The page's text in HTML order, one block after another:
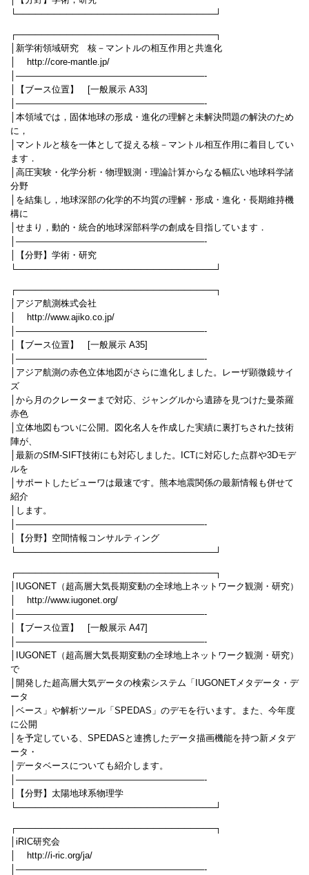
└────────────────────────────────┘
┌────────────────────────────────┐
│新学術領域研究 核－マントルの相互作用と共進化
│ http://core-mantle.jp/
│—————————————————————-
│【ブース位置】 [一般展示 A33]
│—————————————————————-
│本領域では，固体地球の形成・進化の理解と未解決問題の解決のため
に，
│マントルと核を一体として捉える核－マントル相互作用に着目してい
ます．
│高圧実験・化学分析・物理観測・理論計算からなる幅広い地球科学諸
分野
│を結集し，地球深部の化学的不均質の理解・形成・進化・長期維持機
構に
│せまり，動的・統合的地球深部科学の創成を目指しています．
│—————————————————————-
│【分野】学術・研究
└────────────────────────────────┘
┌────────────────────────────────┐
│アジア航測株式会社
│ http://www.ajiko.co.jp/
│—————————————————————-
│【ブース位置】 [一般展示 A35]
│—————————————————————-
│アジア航測の赤色立体地図がさらに進化しました。レーザ顕微鏡サイ
ズ
│から月のクレーターまで対応、ジャングルから遺跡を見つけた曼荼羅
赤色
│立体地図もついに公開。図化名人を作成した実績に裏打ちされた技術
陣が、
│最新のSfM-SIFT技術にも対応しました。ICTに対応した点群や3Dモデ
ルを
│サポートしたビューワは最速です。熊本地震関係の最新情報も併せて
紹介
│します。
│—————————————————————-
│【分野】空間情報コンサルティング
└────────────────────────────────┘
┌────────────────────────────────┐
│IUGONET（超高層大気長期変動の全球地上ネットワーク観測・研究）
│ http://www.iugonet.org/
│—————————————————————-
│【ブース位置】 [一般展示 A47]
│—————————————————————-
│IUGONET（超高層大気長期変動の全球地上ネットワーク観測・研究）
で
│開発した超高層大気データの検索システム「IUGONETメタデータ・デ
ータ
│ベース」や解析ツール「SPEDAS」のデモを行います。また、今年度
に公開
│を予定している、SPEDASと連携したデータ描画機能を持つ新メタデ
ータ・
│データベースについても紹介します。
│—————————————————————-
│【分野】太陽地球系物理学
└────────────────────────────────┘
┌────────────────────────────────┐
│iRIC研究会
│ http://i-ric.org/ja/
│—————————————————————-